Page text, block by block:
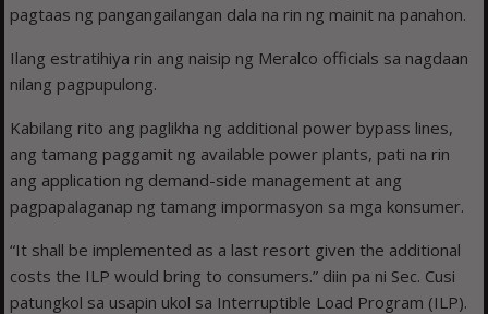
pagtaas ng pangangailangan dala na rin ng mainit na panahon.
Ilang estratihiya rin ang naisip ng Meralco officials sa nagdaan
nilang pagpupulong.
Kabilang rito ang paglikha ng additional power bypass lines,
ang tamang paggamit ng available power plants, pati na rin
ang application ng demand-side management at ang
pagpapalaganap ng tamang impormasyon sa mga konsumer.
“It shall be implemented as a last resort given the additional
costs the ILP would bring to consumers.” diin pa ni Sec. Cusi
patungkol sa usapin ukol sa Interruptible Load Program (ILP).